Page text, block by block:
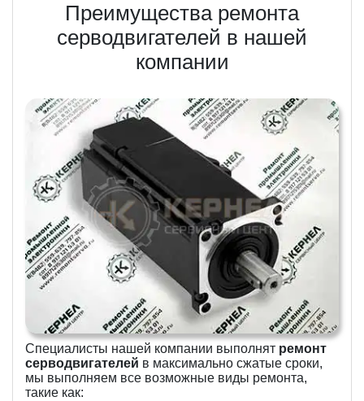
Преимущества ремонта
серводвигателей в нашей
компании
Специалисты нашей компании выполнят ремонт
серводвигателей в максимально сжатые сроки,
мы выполняем все возможные виды ремонта,
такие как: